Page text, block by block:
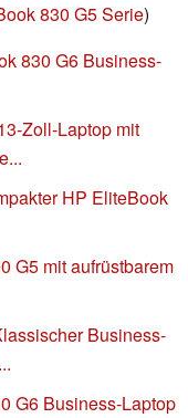
830 G5 Serie)
830 G6 Business-
Zoll-Laptop mit
HP EliteBook
G5 mit aufrüstbarem
Business-
G6 Business-Laptop